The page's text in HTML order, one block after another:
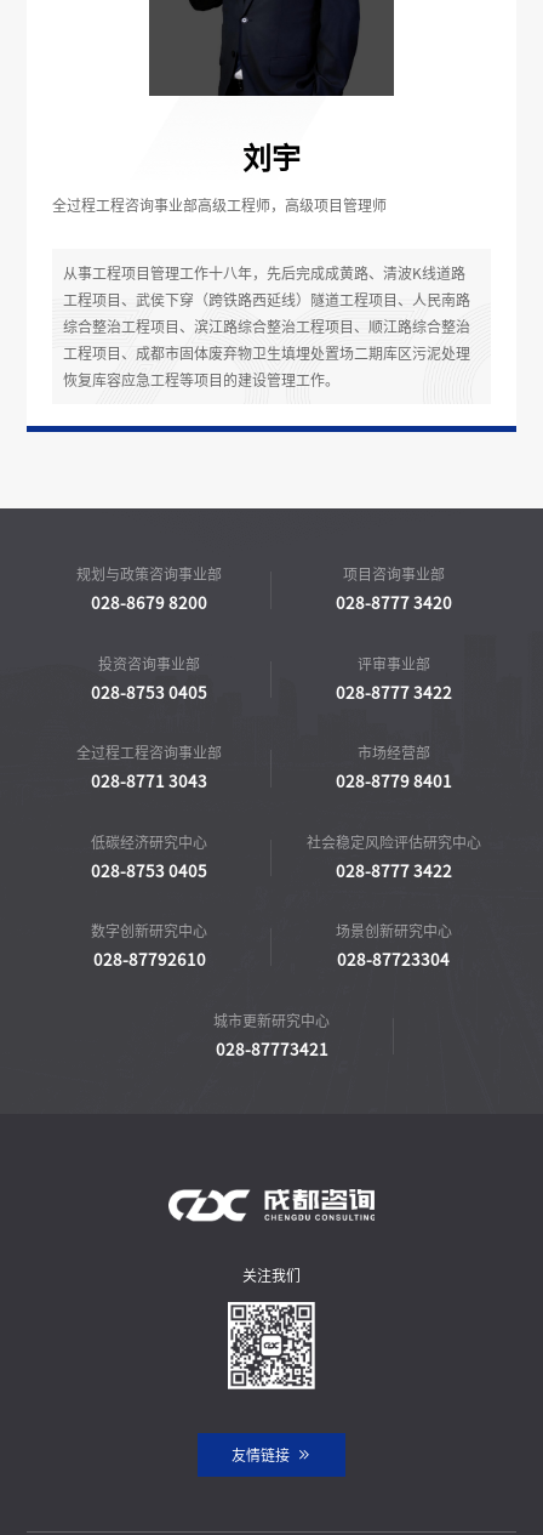
刘宇
全过程工程咨询事业部高级工程师，高级项目管理师
从事工程项目管理工作十八年，先后完成成黄路、清波K线道路
工程项目、武侯下穿（跨铁路西延线）隧道工程项目、人民南路
综合整治工程项目、滨江路综合整治工程项目、顺江路综合整治
工程项目、成都市固体废弃物卫生填埋处置场二期库区污泥处理
恢复库容应急工程等项目的建设管理工作。
规划与政策咨询事业部
028-8679 8200
项目咨询事业部
028-8777 3420
投资咨询事业部
028-8753 0405
评审事业部
028-8777 3422
全过程工程咨询事业部
028-8771 3043
市场经营部
028-8779 8401
低碳经济研究中心
028-8753 0405
社会稳定风险评估研究中心
028-8777 3422
数字创新研究中心
028-87792610
场景创新研究中心
028-87723304
城市更新研究中心
028-87773421
关注我们
友情链接